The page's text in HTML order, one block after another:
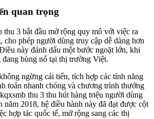
quan trọng
thu 3 bắt đầu mở rộng quy mô với việc ra
cho phép người dùng truy cập dễ dàng hơn
này đánh dấu một bước ngoặt lớn, khi
đang bùng nổ tại thị trường Việt.
ngừng cải tiến, tích hợp các tính năng
toán nhanh chóng và chương trình thưởng
thu 3 thu hút hàng triệu người dùng
2018, hệ điều hành này đã đạt được cột
hợp tác quốc tế, mở rộng sang các thị